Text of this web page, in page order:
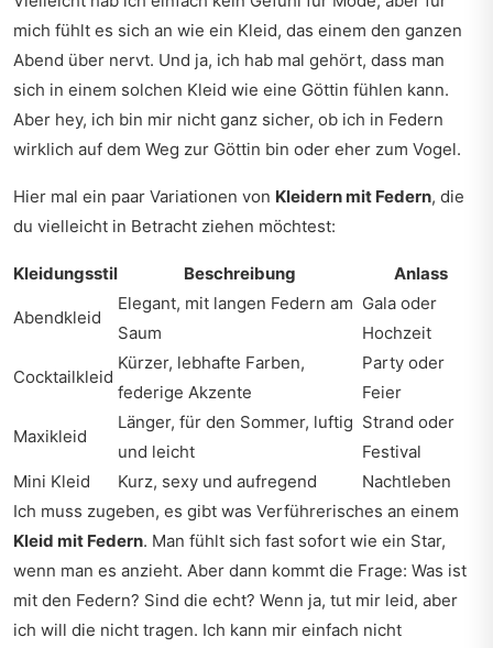
mich fühlt es sich an wie ein Kleid, das einem den ganzen
Abend über nervt. Und ja, ich hab mal gehört, dass man
sich in einem solchen Kleid wie eine Göttin fühlen kann.
Aber hey, ich bin mir nicht ganz sicher, ob ich in Federn
wirklich auf dem Weg zur Göttin bin oder eher zum Vogel.
Hier mal ein paar Variationen von Kleidern mit Federn, die
du vielleicht in Betracht ziehen möchtest:
Kleidungsstil Beschreibung Anlass
Abendkleid
Elegant, mit langen Federn am
Saum
Gala oder
Hochzeit
Cocktailkleid
Kürzer, lebhafte Farben,
federige Akzente
Party oder
Feier
Maxikleid
Länger, für den Sommer, luftig
und leicht
Strand oder
Festival
Mini Kleid
Kurz, sexy und aufregend
Nachtleben
Ich muss zugeben, es gibt was Verführerisches an einem
Kleid mit Federn. Man fühlt sich fast sofort wie ein Star,
wenn man es anzieht. Aber dann kommt die Frage: Was ist
mit den Federn? Sind die echt? Wenn ja, tut mir leid, aber
ich will die nicht tragen. Ich kann mir einfach nicht